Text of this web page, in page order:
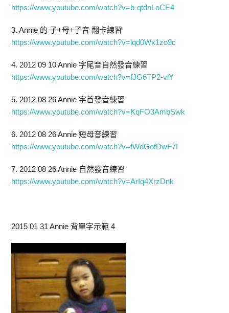
https://www.youtube.com/watch?v=b-qtdnLoCE4
3. Annie 的 子+母+子音 翻卡練習
https://www.youtube.com/watch?v=lqd0Wx1zo9c
4. 2012 09 10 Annie 字尾音自然發音練習
https://www.youtube.com/watch?v=fJG6TP2-vlY
5. 2012 08 26 Annie 字首發音練習
https://www.youtube.com/watch?v=KqFO3AmbSwk
6. 2012 08 26 Annie 短母音練習
https://www.youtube.com/watch?v=fWdGofDwF7I
7. 2012 08 26 Annie 自然發音練習
https://www.youtube.com/watch?v=ArIq4XrzDnk
2015 01 31 Annie 背單字示範 4